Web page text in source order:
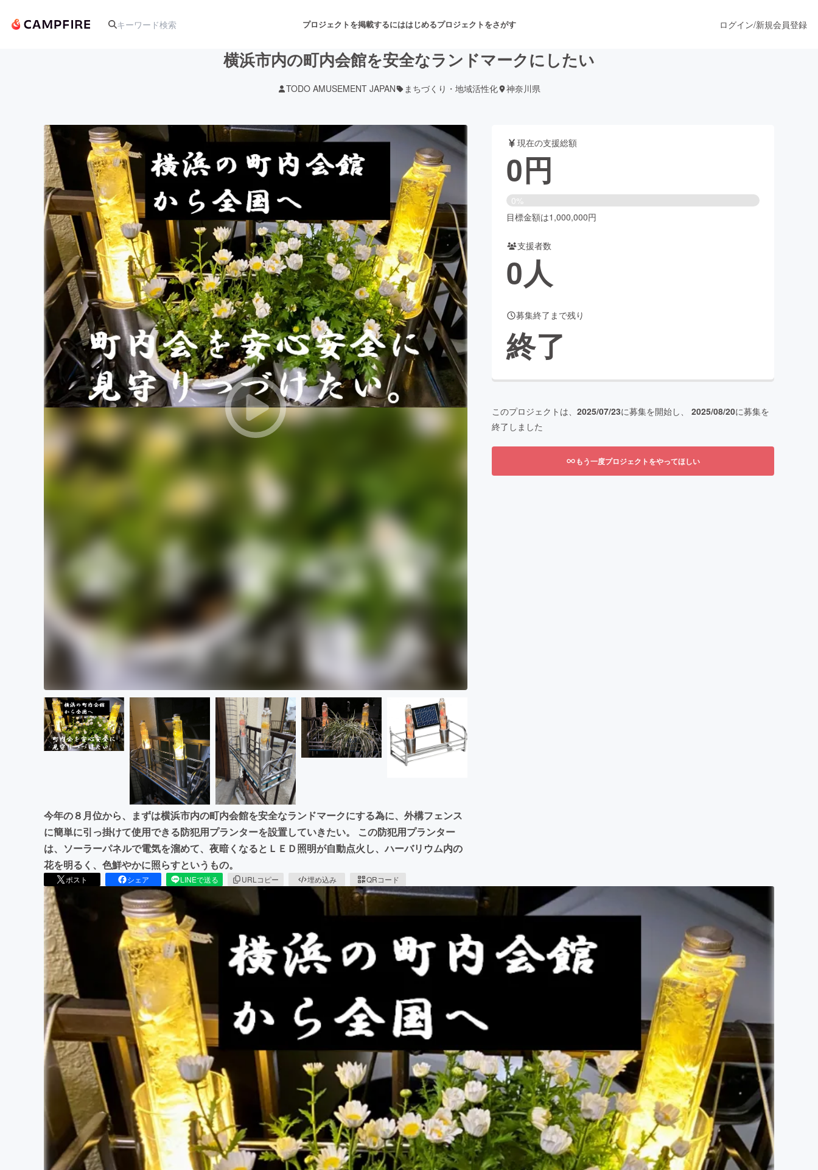
プロジェクトを掲載するにははじめるプロジェクトをさがす
アート・写真 音楽 舞台・パフォーマンス
テクノロジー・ガジェット
映像・映画 アニメ・漫画
ビジネス・起業 チャレンジ ビューティー・ヘルスケア
まちづくり・地域活性化
CAMPFIRE for Social GoodCAMPFIRE Creation
CAMPFIREふるさと納税machi-yaコミュニティ
ログイン/新規会員登録
横浜市内の町内会館を安全なランドマークにしたい
TODO AMUSEMENT JAPAN まちづくり・地域活性化 神奈川県
今年の８月位から、まずは横浜市内の町内会館を安全なランドマークにする為に、外構フェンス
に簡単に引っ掛けて使用できる防犯用プランターを設置していきたい。 この防犯用プランター
は、ソーラーパネルで電気を溜めて、夜暗くなるとＬＥＤ照明が自動点火し、ハーバリウム内の
花を明るく、色鮮やかに照らすというもの。
ポスト シェア LINEで送る URLコピー 埋め込み QRコード
現在の支援総額
0円
0%
目標金額は1,000,000円
支援者数
0人
募集終了まで残り
終了
このプロジェクトは、 2025/07/23に募集を開始し、 2025/08/20に募集を
終了しました
もう一度プロジェクトをやってほしい